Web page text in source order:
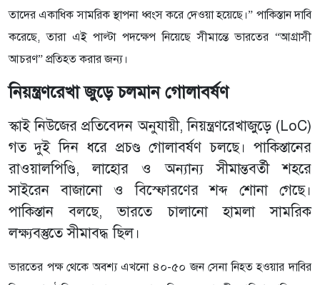
তাদের একাধিক সামরিক স্থাপনা ধ্বংস করে দেওয়া হয়েছে।” পাকিস্তান দাবি
করেছে, তারা এই পাল্টা পদক্ষেপ নিয়েছে সীমান্তে ভারতের “আগ্রাসী
আচরণ” প্রতিহত করার জন্য।
নিয়ন্ত্রণরেখা জুড়ে চলমান গোলাবর্ষণ
স্কাই নিউজের প্রতিবেদন অনুযায়ী, নিয়ন্ত্রণরেখাজুড়ে (LoC)
গত দুই দিন ধরে প্রচণ্ড গোলাবর্ষণ চলছে। পাকিস্তানের
রাওয়ালপিণ্ডি, লাহোর ও অন্যান্য সীমান্তবর্তী শহরে
সাইরেন বাজানো ও বিস্ফোরণের শব্দ শোনা গেছে।
পাকিস্তান বলছে, ভারতে চালানো হামলা সামরিক
লক্ষ্যবস্তুতে সীমাবদ্ধ ছিল।
ভারতের পক্ষ থেকে অবশ্য এখনো ৪০-৫০ জন সেনা নিহত হওয়ার দাবির